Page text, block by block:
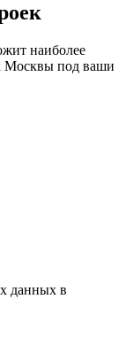
наиболее
Москвы под ваши
данных в